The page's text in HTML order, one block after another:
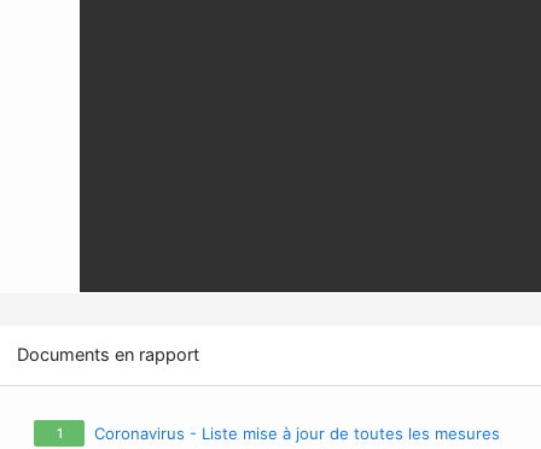
Documents en rapport
1
Coronavirus - Liste mise à jour de toutes les mesures